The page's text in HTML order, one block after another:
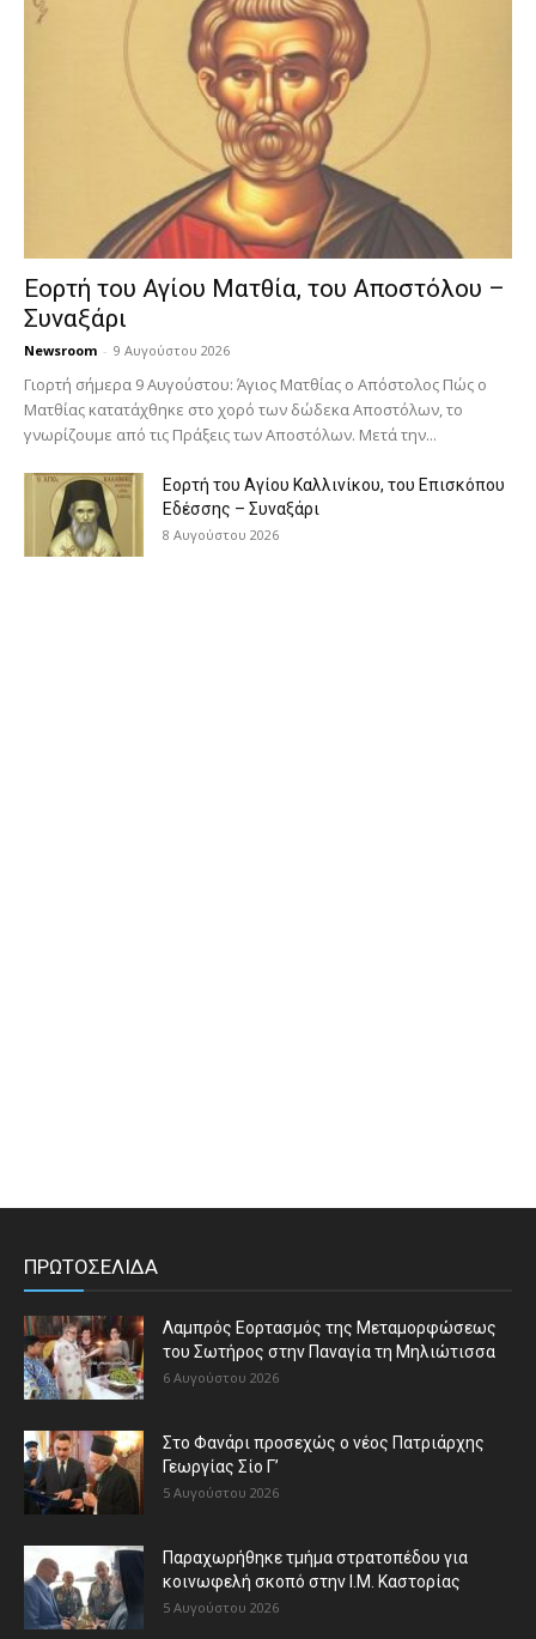
Εορτή του Αγίου Ματθία, του Αποστόλου –
Συναξάρι
Newsroom - 9 Αυγούστου 2026
Γιορτή σήμερα 9 Αυγούστου: Άγιος Ματθίας ο Απόστολος Πώς ο
Ματθίας κατατάχθηκε στο χορό των δώδεκα Αποστόλων, το
γνωρίζουμε από τις Πράξεις των Αποστόλων. Μετά την...
Εορτή του Αγίου Καλλινίκου, του Επισκόπου
Εδέσσης – Συναξάρι
8 Αυγούστου 2026
ΠΡΩΤΟΣΕΛΙΔΑ
Λαμπρός Εορτασμός της Μεταμορφώσεως
του Σωτήρος στην Παναγία τη Μηλιώτισσα
6 Αυγούστου 2026
Στο Φανάρι προσεχώς ο νέος Πατριάρχης
Γεωργίας Σίο Γ’
5 Αυγούστου 2026
Παραχωρήθηκε τμήμα στρατοπέδου για
κοινωφελή σκοπό στην Ι.Μ. Καστορίας
5 Αυγούστου 2026